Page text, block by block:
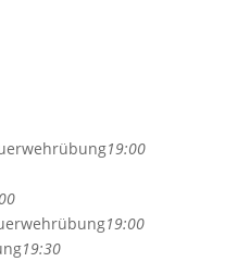
19:00
19:00
19:30